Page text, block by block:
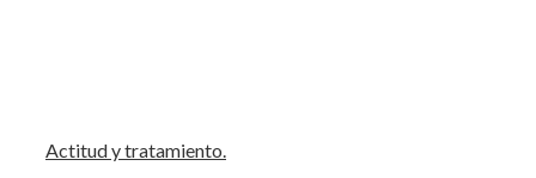
Actitud y tratamiento.